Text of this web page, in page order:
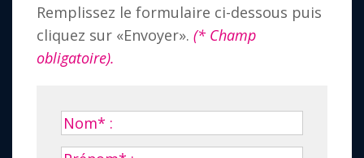
Remplissez le formulaire ci-dessous puis
cliquez sur «Envoyer». (* Champ
obligatoire).